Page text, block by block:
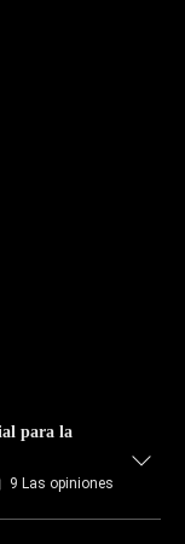
para la
9 Las opiniones